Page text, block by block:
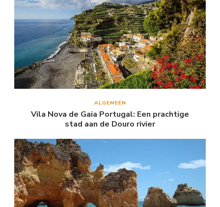
ALGEMEEN
Vila Nova de Gaia Portugal: Een prachtige
stad aan de Douro rivier